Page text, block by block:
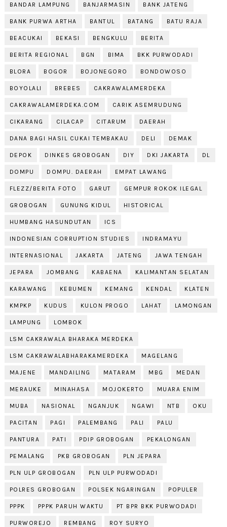
BANDAR LAMPUNG BANJARMASIN BANK JATENG
BANK PURWA ARTHA BANTUL BATANG BATU RAJA
BEACUKAI BEKASI BENGKULU BERITA
BERITA REGIONAL BGN BIMA BKK PURWODADI
BLORA BOGOR BOJONEGORO BONDOWOSO
BOYOLALI BREBES CAKRAWALAMERDEKA
CAKRAWALAMERDEKA.COM CARIK ASEMRUDUNG
CIKARANG CILACAP CITARUM DAERAH
DANA BAGI HASIL CUKAI TEMBAKAU DELI DEMAK
DEPOK DINKES GROBOGAN DIY DKI JAKARTA DL
DOMPU DOMPU. DAERAH EMPAT LAWANG
FLEZZ/BERITA FOTO GARUT GEMPUR ROKOK ILEGAL
GROBOGAN GUNUNG KIDUL HISTORICAL
HUMBANG HASUNDUTAN ICS
INDONESIAN CORRUPTION STUDIES INDRAMAYU
INTERNASIONAL JAKARTA JATENG JAWA TENGAH
JEPARA JOMBANG KABAENA KALIMANTAN SELATAN
KARAWANG KEBUMEN KEMANG KENDAL KLATEN
KMPKP KUDUS KULON PROGO LAHAT LAMONGAN
LAMPUNG LOMBOK
LSM CAKRAWALA BHARAKA MERDEKA
LSM CAKRAWALABHARAKAMERDEKA MAGELANG
MAJENE MANDAILING MATARAM MBG MEDAN
MERAUKE MINAHASA MOJOKERTO MUARA ENIM
MUBA NASIONAL NGANJUK NGAWI NTB OKU
PACITAN PAGI PALEMBANG PALI PALU
PANTURA PATI PDIP GROBOGAN PEKALONGAN
PEMALANG PKB GROBOGAN PLN JEPARA
PLN ULP GROBOGAN PLN ULP PURWODADI
POLRES GROBOGAN POLSEK NGARINGAN POPULER
PPPK PPPK PARUH WAKTU PT BPR BKK PURWODADI
PURWOREJO REMBANG ROY SURYO